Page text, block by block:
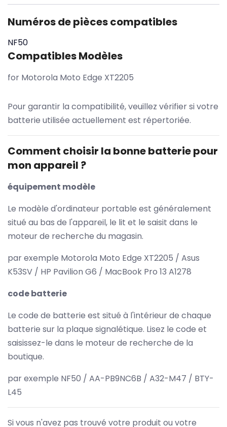
Numéros de pièces compatibles
NF50
Compatibles Modèles
for Motorola Moto Edge XT2205
Pour garantir la compatibilité, veuillez vérifier si votre
batterie utilisée actuellement est répertoriée.
Comment choisir la bonne batterie pour
mon appareil ?
équipement modèle
Le modèle d'ordinateur portable est généralement
situé au bas de l'appareil, le lit et le saisit dans le
moteur de recherche du magasin.
par exemple Motorola Moto Edge XT2205 / Asus
K53SV / HP Pavilion G6 / MacBook Pro 13 A1278
code batterie
Le code de batterie est situé à l'intérieur de chaque
batterie sur la plaque signalétique. Lisez le code et
saisissez-le dans le moteur de recherche de la
boutique.
par exemple NF50 / AA-PB9NC6B / A32-M47 / BTY-
L45
Si vous n'avez pas trouvé votre produit ou votre